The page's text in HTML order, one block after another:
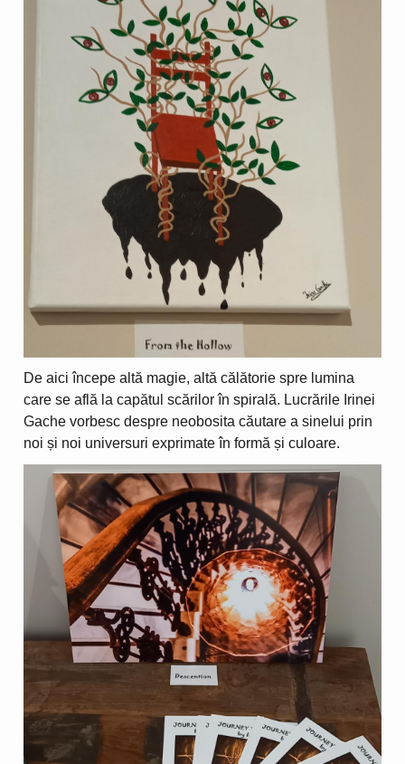
De aici începe altă magie, altă călătorie spre lumina
care se află la capătul scărilor în spirală. Lucrările Irinei
Gache vorbesc despre neobosita căutare a sinelui prin
noi și noi universuri exprimate în formă și culoare.